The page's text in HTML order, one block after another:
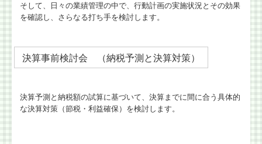
そして、日々の業績管理の中で、行動計画の実施状況とその効果
を確認し、さらなる打ち手を検討します。
決算事前検討会 （納税予測と決算対策）
決算予測と納税額の試算に基づいて、決算までに間に合う具体的
な決算対策（節税・利益確保）を検討します。